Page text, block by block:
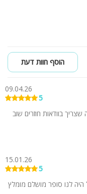
כנסת קרוב.
‏WiFi חופשי ונוחות מקסימלית – לחופשה יוקרתית ומושלמת! לינה 23
הוסף חוות דעת
09.04.26
5
בוודאות חוזרים שוב
15.01.26
5
לנו סופר מושלם מומלץ